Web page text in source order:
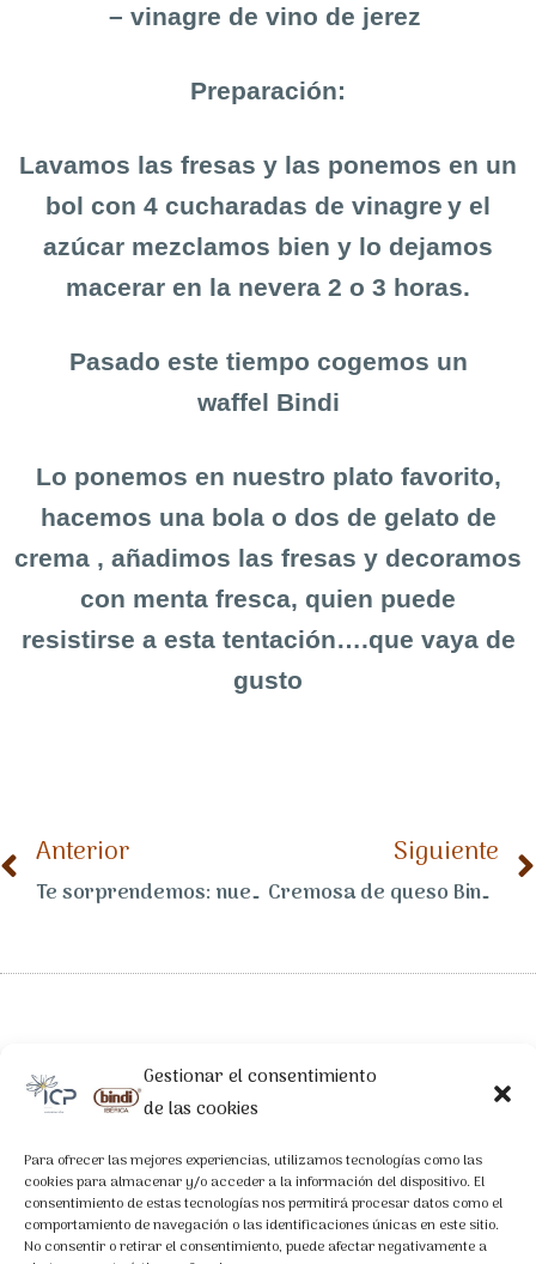
Gestionar el consentimiento
de las cookies
Para ofrecer las mejores experiencias, utilizamos tecnologías como las
cookies para almacenar y/o acceder a la información del dispositivo. El
consentimiento de estas tecnologías nos permitirá procesar datos como el
comportamiento de navegación o las identificaciones únicas en este sitio.
No consentir o retirar el consentimiento, puede afectar negativamente a
– vinagre de vino de jerez
Preparación:
Lavamos las fresas y las ponemos en un
bol con 4 cucharadas de vinagre y el
azúcar mezclamos bien y lo dejamos
macerar en la nevera 2 o 3 horas.
Pasado este tiempo cogemos un
waffel Bindi
Lo ponemos en nuestro plato favorito,
hacemos una bola o dos de gelato de
crema , añadimos las fresas y decoramos
con menta fresca, quien puede
resistirse a esta tentación….que vaya de
gusto
Anterior
Te sorprendemos: nuevas recetas de pasta
Siguiente
Cremosa de queso Bindi con frutos del bosque y pistachos
LEGAL
Política de Privacidad
Política de Cookies